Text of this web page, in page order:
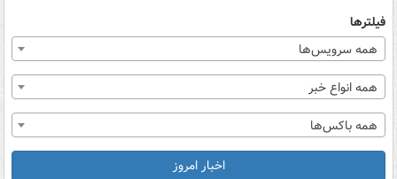
فیلترها
همه سرویس‌ها
همه انواع خبر
همه باکس‌ها
اخبار امروز